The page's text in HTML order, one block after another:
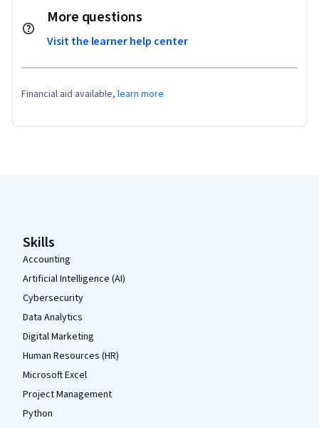
More questions
Visit the learner help center
Financial aid available, learn more
Skills
Accounting
Artificial Intelligence (AI)
Cybersecurity
Data Analytics
Digital Marketing
Human Resources (HR)
Microsoft Excel
Project Management
Python